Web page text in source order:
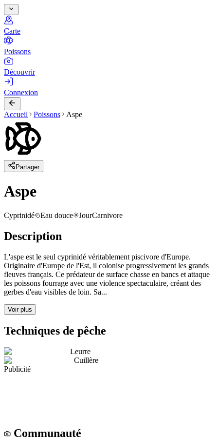
Carte
Poissons
Découvrir
Connexion
Accueil Poissons Aspe
Partager
Aspe
Cyprinidé Eau douce JourCarnivore
Description
L'aspe est le seul cyprinidé véritablement piscivore d'Europe.
Originaire d'Europe de l'Est, il colonise progressivement les grands
fleuves français. Ce prédateur de surface chasse en bancs et attaque
les poissons fourrage avec une violence spectaculaire, créant des
gerbes d'eau visibles de loin. Sa...
Voir plus
Techniques de pêche
Leurre
Cuillère
Publicité
Communauté